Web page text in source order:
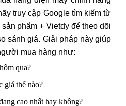
truy cập Google tìm kiếm từ
phẩm + Vietdy để theo dõi
sánh giá. Giải pháp này giúp
mua hàng như:
qua?
giá thế nào?
cao nhất hay không?